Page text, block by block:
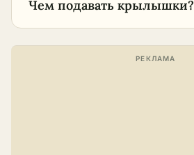
Чем подавать крылышки?